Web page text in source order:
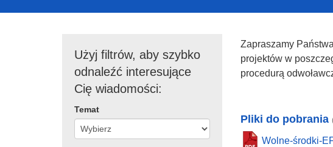
Użyj filtrów, aby szybko
odnaleźć interesujące
Cię wiadomości:
Temat
Zapraszamy
projektów w
procedurą
Pliki do pobrania
Wolne-środki-